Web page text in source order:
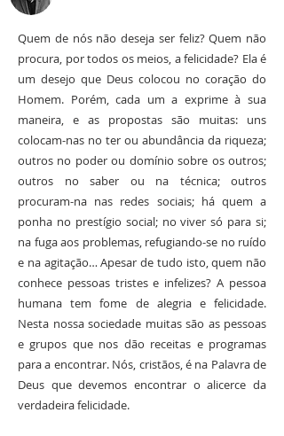
Quem de nós não deseja ser feliz? Quem não
procura, por todos os meios, a felicidade? Ela é
um desejo que Deus colocou no coração do
Homem. Porém, cada um a exprime à sua
maneira, e as propostas são muitas: uns
colocam-nas no ter ou abundância da riqueza;
outros no poder ou domínio sobre os outros;
outros no saber ou na técnica; outros
procuram-na nas redes sociais; há quem a
ponha no prestígio social; no viver só para si;
na fuga aos problemas, refugiando-se no ruído
e na agitação… Apesar de tudo isto, quem não
conhece pessoas tristes e infelizes? A pessoa
humana tem fome de alegria e felicidade.
Nesta nossa sociedade muitas são as pessoas
e grupos que nos dão receitas e programas
para a encontrar. Nós, cristãos, é na Palavra de
Deus que devemos encontrar o alicerce da
verdadeira felicidade.